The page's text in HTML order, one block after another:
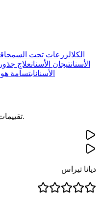
الكلالزرعات تحت السمحاق
الأسنانتيجان الأسنانعلاج جذور
الأسنانابتسامة
تقييمات حقيقية. ثقة عالمية. ابتسامات واثقة.
ديانا تيراس